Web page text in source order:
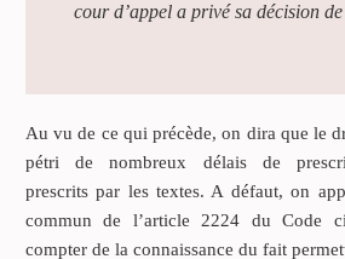
cour d’appel a privé sa décision
Au vu de ce qui précède, on dira que le
pétri de nombreux délais de
prescrits par les textes. A défaut, on
commun de l’article 2224 du Code
compter de la connaissance du fait